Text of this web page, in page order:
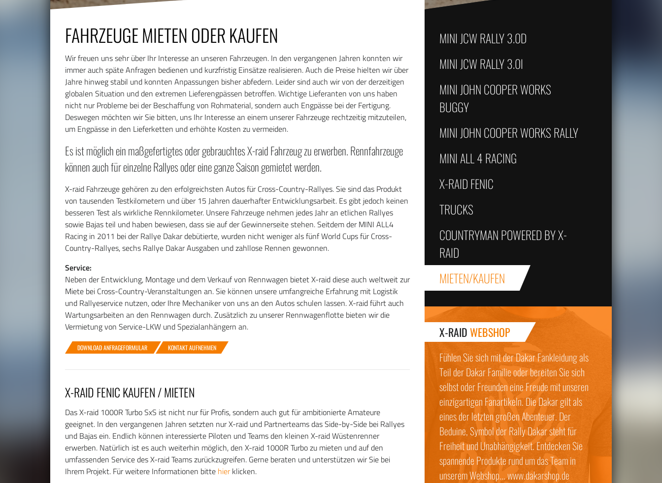
FAHRZEUGE MIETEN ODER KAUFEN
Wir freuen uns sehr über Ihr Interesse an unseren Fahrzeugen. In den vergangenen Jahren konnten wir
immer auch späte Anfragen bedienen und kurzfristig Einsätze realisieren. Auch die Preise hielten wir über
Jahre hinweg stabil und konnten Anpassungen bisher abfedern. Leider sind auch wir von der derzeitigen
globalen Situation und den extremen Lieferengpässen betroffen. Wichtige Lieferanten von uns haben
nicht nur Probleme bei der Beschaffung von Rohmaterial, sondern auch Engpässe bei der Fertigung.
Deswegen möchten wir Sie bitten, uns Ihr Interesse an einem unserer Fahrzeuge rechtzeitig mitzuteilen,
um Engpässe in den Lieferketten und erhöhte Kosten zu vermeiden.
Es ist möglich ein maßgefertigtes oder gebrauchtes X-raid Fahrzeug zu erwerben. Rennfahrzeuge
können auch für einzelne Rallyes oder eine ganze Saison gemietet werden.
X-raid Fahrzeuge gehören zu den erfolgreichsten Autos für Cross-Country-Rallyes. Sie sind das Produkt
von tausenden Testkilometern und über 15 Jahren dauerhafter Entwicklungsarbeit. Es gibt jedoch keinen
besseren Test als wirkliche Rennkilometer. Unsere Fahrzeuge nehmen jedes Jahr an etlichen Rallyes
sowie Bajas teil und haben bewiesen, dass sie auf der Gewinnerseite stehen. Seitdem der MINI ALL4
Racing in 2011 bei der Rallye Dakar debütierte, wurden nicht weniger als fünf World Cups für Cross-
Country-Rallyes, sechs Rallye Dakar Ausgaben und zahllose Rennen gewonnen.
Service:
Neben der Entwicklung, Montage und dem Verkauf von Rennwagen bietet X-raid diese auch weltweit zur
Miete bei Cross-Country-Veranstaltungen an. Sie können unsere umfangreiche Erfahrung mit Logistik
und Rallyeservice nutzen, oder Ihre Mechaniker von uns an den Autos schulen lassen. X-raid führt auch
Wartungsarbeiten an den Rennwagen durch. Zusätzlich zu unserer Rennwagenflotte bieten wir die
Vermietung von Service-LKW und Spezialanhängern an.
DOWNLOAD ANFRAGEFORMULAR KONTAKT AUFNEHMEN
X-RAID FENIC KAUFEN / MIETEN
Das X-raid 1000R Turbo SxS ist nicht nur für Profis, sondern auch gut für ambitionierte Amateure
geeignet. In den vergangenen Jahren setzten nur X-raid und Partnerteams das Side-by-Side bei Rallyes
und Bajas ein. Endlich können interessierte Piloten und Teams den kleinen X-raid Wüstenrenner
erwerben. Natürlich ist es auch weiterhin möglich, den X-raid 1000R Turbo zu mieten und auf den
umfassenden Service des X-raid Teams zurückzugreifen. Gerne beraten und unterstützen wir Sie bei
Ihrem Projekt. Für weitere Informationen bitte hierklicken.
MINI JCW RALLY 3.0D
MINI JCW RALLY 3.0I
MINI JOHN COOPER WORKS
BUGGY
MINI JOHN COOPER WORKS RALLY
MINI ALL 4 RACING
X-RAID FENIC
TRUCKS
COUNTRYMAN POWERED BY X-
RAID
MIETEN/KAUFEN
X-RAIDWEBSHOP
Fühlen Sie sich mit der Dakar Fankleidung als
Teil der Dakar Familie oder bereiten Sie sich
selbst oder Freunden eine Freude mit unseren
einzigartigen Fanartikeln. Die Dakar gilt als
eines der letzten großen Abenteuer. Der
Beduine, Symbol der Rally Dakar steht für
Freiheit und Unabhängigkeit. Entdecken Sie
spannende Produkte rund um das Team in
unserem Webshop... www.dakarshop.de